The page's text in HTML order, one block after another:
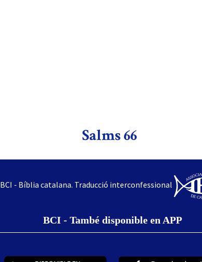
Salms 66
BCI - Bíblia catalana. Traducció interconfessional
BCI - També disponible en APP